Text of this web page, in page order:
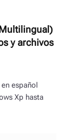
y archivos
español
Xp hasta